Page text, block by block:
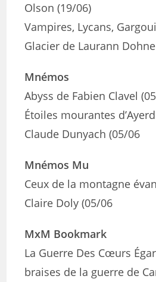
Olson (19/06)
Vampires, Lycans,
Glacier de Laurann
Mnémos
Abyss de Fabien Clavel
Étoiles mourantes
Claude Dunyach (05/06
Mnémos Mu
Ceux de la montagne
Claire Doly (05/06
MxM Bookmark
La Guerre Des Cœurs
braises de la guerre de